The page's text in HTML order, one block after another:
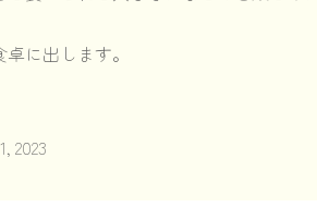
に出します。
2023